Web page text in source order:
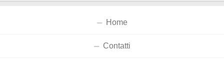
Home
Contatti